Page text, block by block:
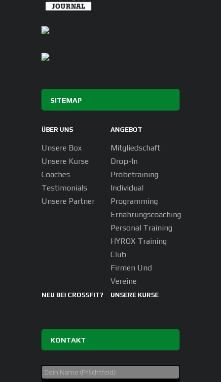
SITEMAP
ÜBER UNS
Unsere Box
Unsere Kurse
Coaches
Testimonials
Unsere Partner
ANGEBOT
Mitgliedschaft
Drop-In
Probetraining
Individual
Programming
Ernährungscoaching
Personal Training
HYROX Training
Club
Firmen Und
Vereine
NEU BEI CROSSFIT? UNSERE KURSE
KONTAKT